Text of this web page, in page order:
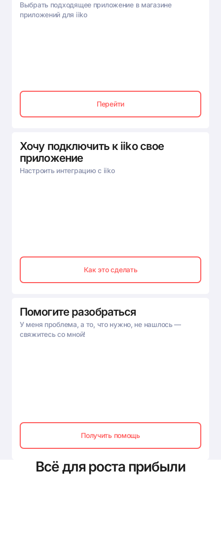
Выбрать подходящее приложение в магазине
приложений для iiko
Перейти
Хочу подключить к iiko свое
приложение
Настроить интеграцию c iiko
Как это сделать
Помогите разобраться
У меня проблема, а то, что нужно, не нашлось —
свяжитесь со мной!
Получить помощь
Всё для роста прибыли